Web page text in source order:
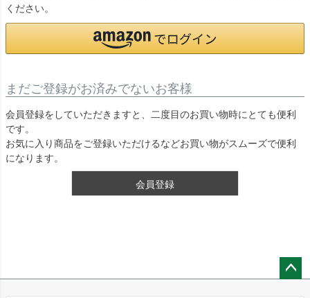
ください。
まだご登録がお済みでないお客様
会員登録をしていただきますと、二度目のお買い物時にとても便利
です。
お気に入り商品をご登録いただけるなどお買い物がスムーズで便利
になります。
会員登録